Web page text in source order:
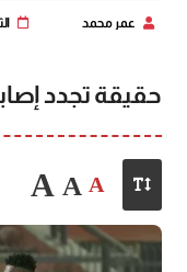
عمر محمد
حقيقة تجدد
A
A
A